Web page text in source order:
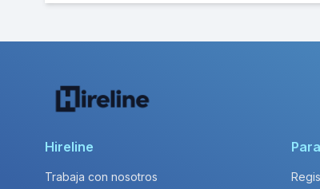
¿Cuánto gana un Ingeniero
Hireline
Trabaja con nosotros